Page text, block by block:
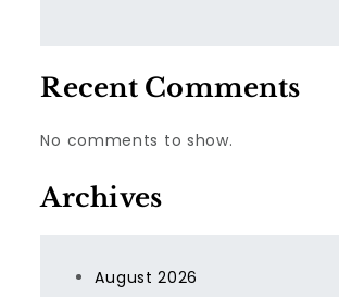
Recent Comments
No comments to show.
Archives
August 2026